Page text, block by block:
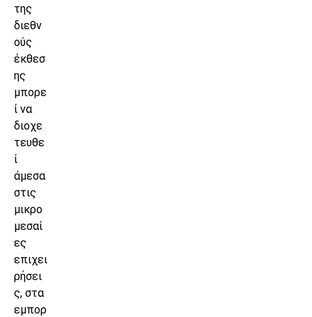
της
διεθν
ούς
έκθεσ
ης
μπορε
ί να
διοχε
τευθε
ί
άμεσα
στις
μικρο
μεσαί
ες
επιχει
ρήσει
ς, στα
εμπορ